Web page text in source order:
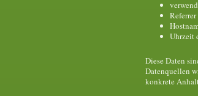
Uhrzeit
Diese Daten
Datenquellen
konkrete